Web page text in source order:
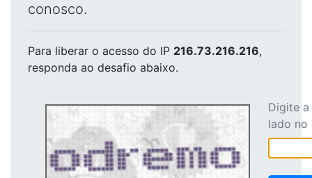
conosco.
Para liberar o acesso do IP 216.73.216.216,
responda ao desafio abaixo.
Digite
lado no